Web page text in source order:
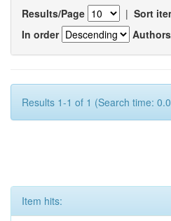
Results/Page | Sort
In order
Results 1-1 of 1 (Search time:
Item hits: